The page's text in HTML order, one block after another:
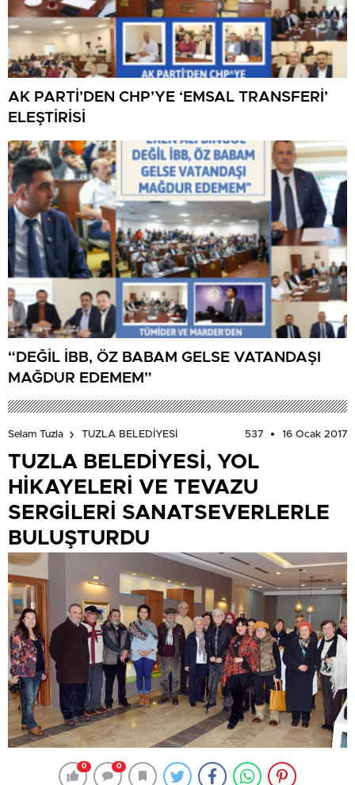
AK PARTİ’DEN CHP’YE ‘EMSAL TRANSFERİ’
ELEŞTİRİSİ
“DEĞİL İBB, ÖZ BABAM GELSE VATANDAŞI
MAĞDUR EDEMEM”
Selam Tuzla TUZLA BELEDİYESİ 537 16 Ocak 2017
TUZLA BELEDİYESİ, YOL
HİKAYELERİ VE TEVAZU
SERGİLERİ SANATSEVERLERLE
BULUŞTURDU
0 0